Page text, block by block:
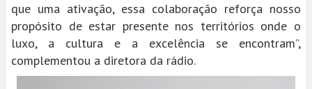
que uma ativação, essa colaboração reforça nosso
propósito de estar presente nos territórios onde o
luxo, a cultura e a excelência se encontram”,
complementou a diretora da rádio.